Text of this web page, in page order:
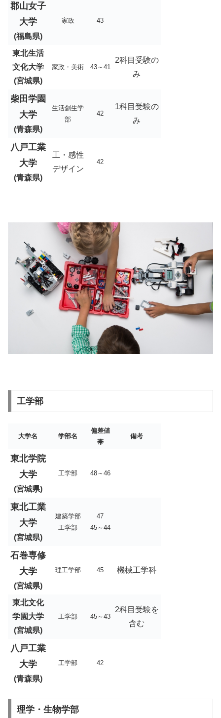
郡山女子
大学
(福島県)
家政 43
東北生活
文化大学
(宮城県)
家政・美術 43～41
2科目受験の
み
柴田学園
大学
(青森県)
生活創生学
部
42
1科目受験の
み
八戸工業
大学
(青森県)
工・感性
デザイン
42
工学部
大学名 学部名
偏差値
帯
備考
東北学院
大学
(宮城県)
工学部 48～46
東北工業
大学
(宮城県)
建築学部
工学部
47
45～44
石巻専修
大学
(宮城県)
理工学部 45 機械工学科
東北文化
学園大学
(宮城県)
工学部 45～43
2科目受験を
含む
八戸工業
大学
(青森県)
工学部 42
理学・生物学部